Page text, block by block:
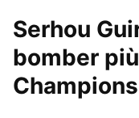
Serhou
bomber